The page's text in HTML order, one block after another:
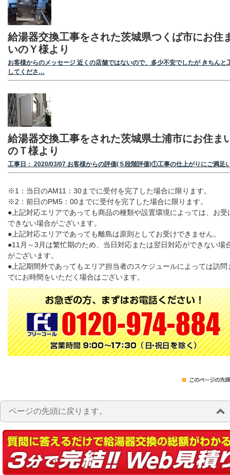
給湯器交換工事をされた茨城県つくば市にお住
いのＹ様より
お客様からのメッセージ 近くの店舗ではないので、多少不安でしたが きちんと
してくださ…
給湯器交換工事をされた茨城県土浦市にお住ま
のＴ様より
工事日： 2020/03/07 お客様からの評価(５段階評価)①工事の仕上がりにご満足
※1：当日のAM11：30までに受付を完了した場合に限ります。
※2：前日のPM5：00までに受付を完了した場合に限ります。
●上記対応エリアであっても商品の種類や設置環境によっては、お受
できない場合がございます。
●上記対応エリアであっても離島は原則としてお受けできません。
●11月～3月は繁忙期のため、当日対応または翌日対応ができない場
がございます。
●上記期間外であってもエリア担当者のスケジュールによっては訪問
でにお時間をいただく場合はございます。
ページの先頭に戻ります。